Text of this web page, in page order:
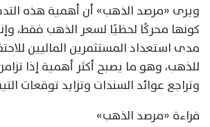
ويرى «مرصد الذهب» أن أهمية هذه
كونها محركًا لحظيًا لسعر الذهب فقط،
مدى استعداد المستثمرين الماليين
للذهب، وهو ما يصبح أكثر أهمية إذا
وتراجع عوائد السندات وتزايد توقعات
قراءة «مرصد الذهب»